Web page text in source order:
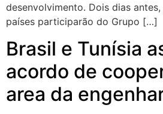
desenvolvimento. Dois dias
países participarão do Grupo […]
Brasil e Tunísia
acordo de
area da